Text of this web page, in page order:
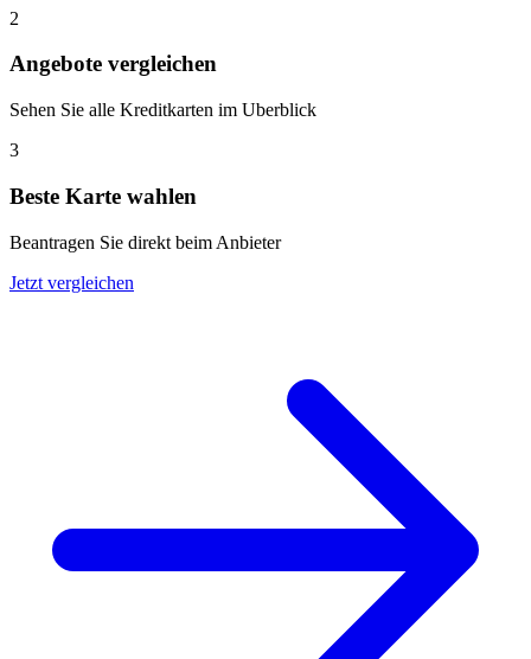
2
Angebote vergleichen
Sehen Sie alle Kreditkarten im Uberblick
3
Beste Karte wahlen
Beantragen Sie direkt beim Anbieter
Jetzt vergleichen